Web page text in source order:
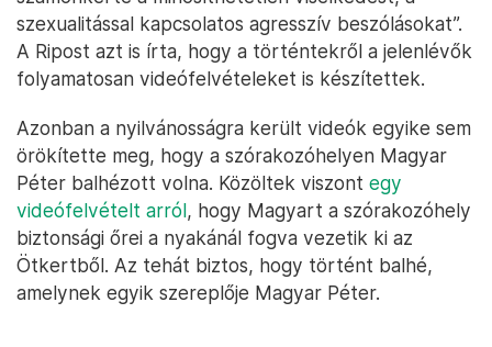
szexualitással kapcsolatos agresszív beszólásokat”.
A Ripost azt is írta, hogy a történtekről a jelenlévők
folyamatosan videófelvételeket is készítettek.
Azonban a nyilvánosságra került videók egyike sem
örökítette meg, hogy a szórakozóhelyen Magyar
Péter balhézott volna. Közöltek viszont egy
videófelvételt arról, hogy Magyart a szórakozóhely
biztonsági őrei a nyakánál fogva vezetik ki az
Ötkertből. Az tehát biztos, hogy történt balhé,
amelynek egyik szereplője Magyar Péter.